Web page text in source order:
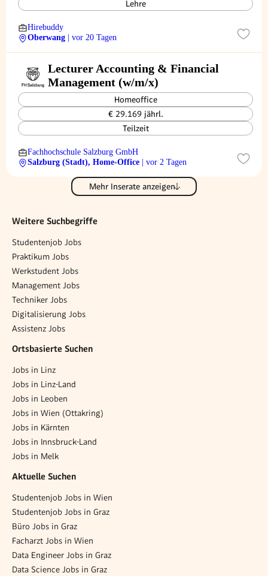
Lehre
Hirebuddy
Oberwang
| vor 20 Tagen
Lecturer Accounting & Financial
Management (w/m/x)
Homeoffice
€ 29.169 jährl.
Teilzeit
Fachhochschule Salzburg GmbH
Salzburg (Stadt), Home-Office
| vor 2 Tagen
Mehr Inserate anzeigen
Weitere Suchbegriffe
Studentenjob Jobs
Praktikum Jobs
Werkstudent Jobs
Management Jobs
Techniker Jobs
Digitalisierung Jobs
Assistenz Jobs
Ortsbasierte Suchen
Jobs in Linz
Jobs in Linz-Land
Jobs in Leoben
Jobs in Wien (Ottakring)
Jobs in Kärnten
Jobs in Innsbruck-Land
Jobs in Melk
Aktuelle Suchen
Studentenjob Jobs in Wien
Studentenjob Jobs in Graz
Büro Jobs in Graz
Facharzt Jobs in Wien
Data Engineer Jobs in Graz
Data Science Jobs in Graz